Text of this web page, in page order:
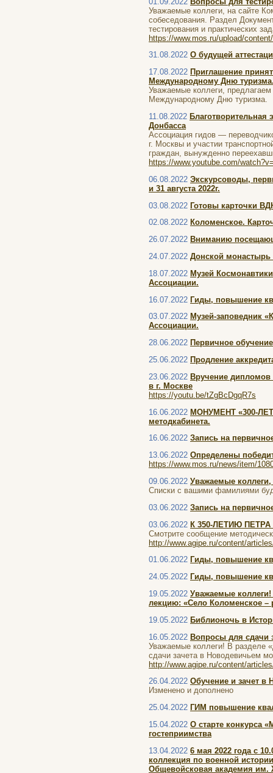
Уважаемые коллеги, на сайте
собеседования. Раздел
тестирования и практических
https://www.mos.ru/upload/
31.08.2022 О будущей
17.08.2022 Приглашение
Международному Дню
Уважаемые коллеги,
Международному Дню туризма.
11.08.2022
Донбасса
Ассоциация гидов —
г. Москвы и участии
граждан, вынужденно
https://www.youtube.com/
06.08.2022 Экскурсоводы,
и 31 августа 2022г.
03.08.2022 Готовы карточки
02.08.2022 Коломенское.
26.07.2022 Вниманию
24.07.2022 Донской монастырь
18.07.2022 Музей
Ассоциации.
16.07.2022 Гиды, повышение
03.07.2022 Музей-заповедник
Ассоциации.
28.06.2022 Первичное
25.06.2022 Продление
23.06.2022 Вручение
в г. Москве
https://youtu.be/tZgBcDgqR7s
16.06.2022 МОНУМЕНТ «300-
методкабинета.
16.06.2022 Запись на
13.06.2022 Определены
https://www.mos.ru/news/item/
09.06.2022 Уважаемые
Списки с вашими фамилиями
03.06.2022 Запись на
03.06.2022 К 350-ЛЕТИЮ
Смотрите сообщение
http://www.agipe.ru/content/
01.06.2022 Гиды, повышение
24.05.2022 Гиды, повышение
19.05.2022 Уважаемые коллеги!
лекцию: «Село Коломенское –
19.05.2022 Библионочь в
16.05.2022 Вопросы для сдачи
Уважаемые коллеги! В разделе
сдачи зачета в Новодевичьем
http://www.agipe.ru/content/
26.04.2022 Обучение и зачет в
Изменено и дополнено
25.04.2022 ГИМ повышение
15.04.2022 О старте конкурса
гостеприимства
13.04.2022 6 мая 2022 года с
коллекция по военной
Общевойсковая академия